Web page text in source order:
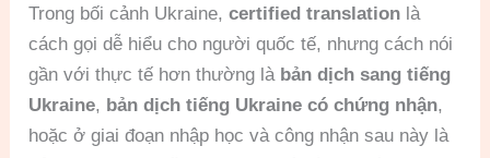
Trong bối cảnh Ukraine,certified translation là
cách gọi dễ hiểu cho người quốc tế, nhưng cách nói
gần với thực tế hơn thường là bản dịch sang tiếng
Ukraine, bản dịch tiếng Ukraine có chứng nhận,
hoặc ở giai đoạn nhập học và công nhận sau này là